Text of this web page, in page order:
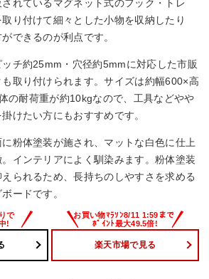
れているマグネット式のフック・トレ
り付けて細々とした小物を収納したり
できるのが利点です。
チ約25mm・穴径約5mmに対応した市販
取り付けられます。サイズは約幅600×高
の耐荷重が約10kgなので、工具などやや
けたい方にもおすすめです。
粉体塗装が施され、マットな白色に仕上
インテリアによく馴染みます。粉体塗装
られるため、長持ちのしやすさを求める
ードです。
楽天市場で見る